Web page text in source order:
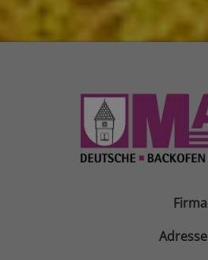
Firma
Adresse